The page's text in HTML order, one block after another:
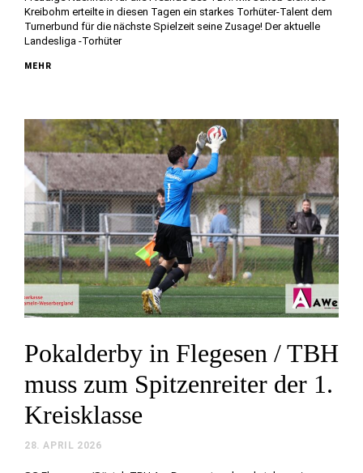
Kreibohm erteilte in diesen Tagen ein starkes Torhüter-Talent dem
Turnerbund für die nächste Spielzeit seine Zusage! Der aktuelle
Landesliga -Torhüter
MEHR
Pokalderby in Flegesen / TBH
muss zum Spitzenreiter der 1.
Kreisklasse
28. APRIL 2026